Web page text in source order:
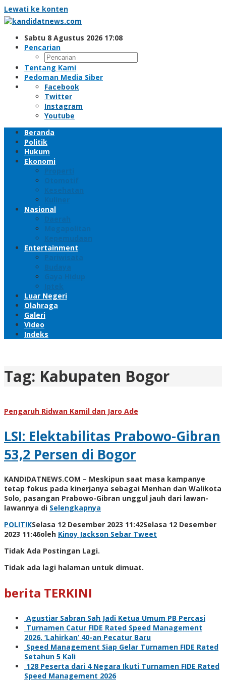
Lewati ke konten
Sabtu 8 Agustus 2026 17:08
Pencarian
Tentang Kami
Pedoman Media Siber
Facebook
Twitter
Instagram
Youtube
Beranda
Politik
Hukum
Ekonomi
Properti
Otomotif
Kesehatan
Kuliner
Nasional
Daerah
Megapolitan
Kepemudaan
Entertainment
Pariwisata
Budaya
Gaya Hidup
Iptek
Luar Negeri
Olahraga
Galeri
Video
Indeks
Tag: Kabupaten Bogor
Pengaruh Ridwan Kamil dan Jaro Ade
LSI: Elektabilitas Prabowo-Gibran
53,2 Persen di Bogor
KANDIDATNEWS.COM – Meskipun saat masa kampanye
tetap fokus pada kinerjanya sebagai Menhan dan Walikota
Solo, pasangan Prabowo-Gibran unggul jauh dari lawan-
lawannya di Selengkapnya
POLITIKSelasa 12 Desember 2023 11:42Selasa 12 Desember
2023 11:46oleh Kinoy Jackson Sebar Tweet
Tidak Ada Postingan Lagi.
Tidak ada lagi halaman untuk dimuat.
berita TERKINI
Agustiar Sabran Sah Jadi Ketua Umum PB Percasi
Turnamen Catur FIDE Rated Speed Management
2026, ‘Lahirkan’ 40-an Pecatur Baru
Speed Management Siap Gelar Turnamen FIDE Rated
Setahun 5 Kali
128 Peserta dari 4 Negara Ikuti Turnamen FIDE Rated
Speed Management 2026